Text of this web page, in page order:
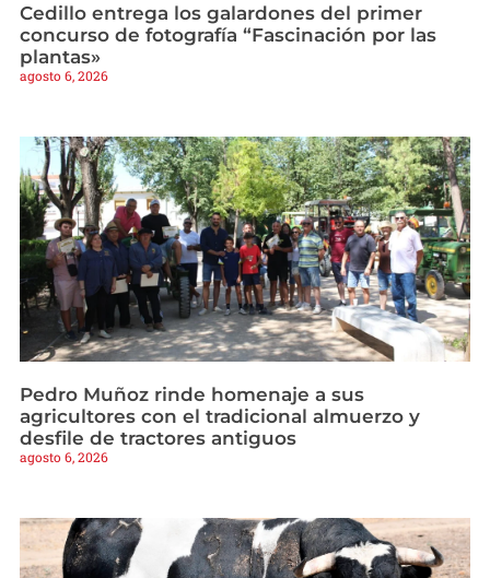
Cedillo entrega los galardones del primer
concurso de fotografía “Fascinación por las
plantas»
agosto 6, 2026
Pedro Muñoz rinde homenaje a sus
agricultores con el tradicional almuerzo y
desfile de tractores antiguos
agosto 6, 2026